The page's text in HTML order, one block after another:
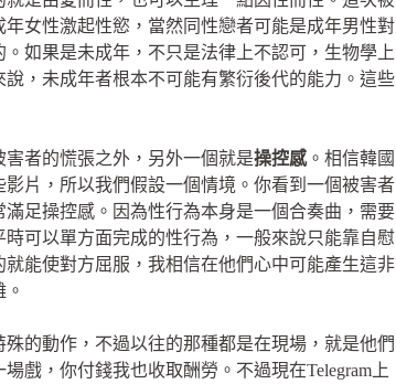
女性激起性慾，當然同性戀者可能是成年男性對
如果是未成年，不只是法律上不認可，生物學上
，未成年者根本不可能有繁衍後代的能力。這些
者的慌張之外，另外一個就是操控感。相信韓國
片，所以我們假設一個情境。你看到一個被害者
足操控感。因為性行為本身是一個合奏曲，需要
可以單方面完成的性行為，一般來說只能靠自慰
能使對方屈服，我相信在他們心中可能產生這非
的動作，不過以往的那種都是在現場，就是他們
戲，你付錢我也收取酬勞。不過現在Telegram 上